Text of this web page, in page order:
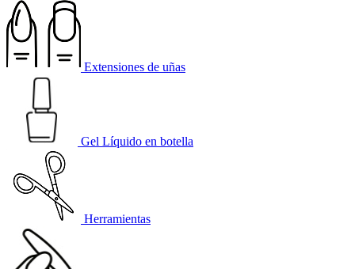
Extensiones de uñas
Gel Líquido en botella
Herramientas